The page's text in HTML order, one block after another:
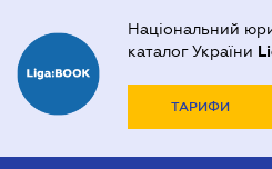
Національний
каталог України
ТАРИФИ